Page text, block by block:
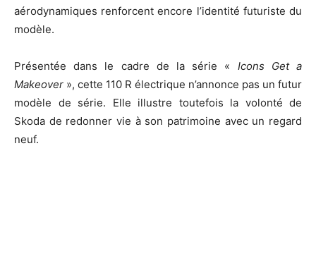
aérodynamiques renforcent encore l’identité futuriste du
modèle.
Présentée dans le cadre de la série « Icons Get a
Makeover », cette 110 R électrique n’annonce pas un futur
modèle de série. Elle illustre toutefois la volonté de
Skoda de redonner vie à son patrimoine avec un regard
neuf.